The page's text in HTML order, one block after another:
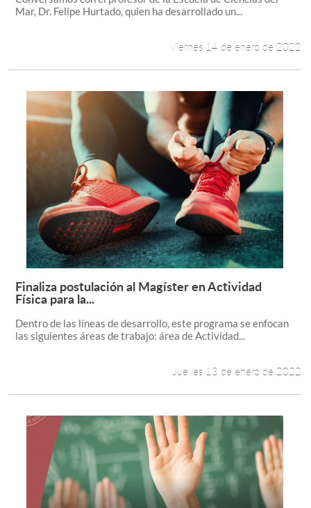
Académicos
Alumni
Mar, Dr. Felipe Hurtado, quien ha desarrollado un...
Viernes 14 de enero de 2022
Leer más +
Finaliza postulación al Magíster en Actividad
Física para la...
Dentro de las líneas de desarrollo, este programa se enfocan
las siguientes áreas de trabajo: área de Actividad...
Jueves 13 de enero de 2022